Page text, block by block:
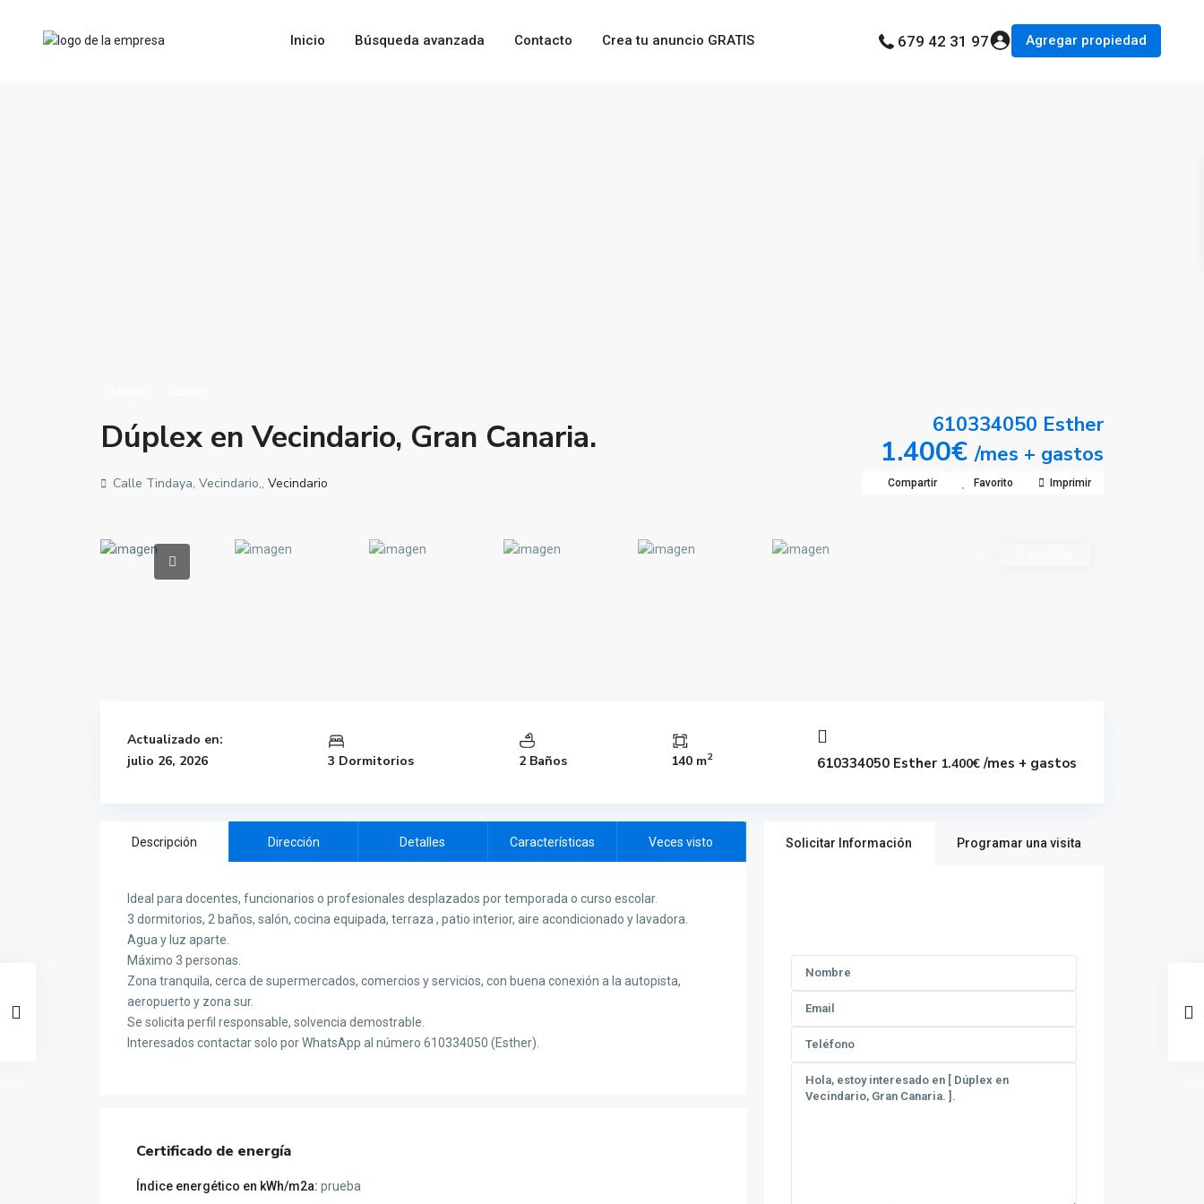
Inicio Búsqueda avanzada Contacto Crea tu anuncio GRATIS 679 42 31 97 Agregar propiedad
Dúplex en Vecindario, Gran Canaria. 610334050 Esther
1.400€/mes + gastos
Calle Tindaya, Vecindario,, Vecindario Compartir Favorito Imprimir
Actualizado en:
julio 26, 2026
3 Dormitorios 2 Baños 140 m2 610334050 Esther 1.400€/mes + gastos
Descripción Dirección Detalles Características Veces visto
Ideal para docentes, funcionarios o profesionales desplazados por temporada o curso escolar.
3 dormitorios, 2 baños, salón, cocina equipada, terraza , patio interior, aire acondicionado y lavadora.
Agua y luz aparte.
Máximo 3 personas.
Zona tranquila, cerca de supermercados, comercios y servicios, con buena conexión a la autopista,
aeropuerto y zona sur.
Se solicita perfil responsable, solvencia demostrable.
Interesados contactar solo por WhatsApp al número 610334050 (Esther).
Certificado de energía
Índice energético en kWh/m2a: prueba
Solicitar Información Programar una visita